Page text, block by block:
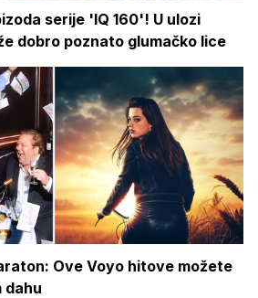
serije 'IQ 160'! U ulozi
dobro poznato glumačko lice
Ove Voyo hitove možete
dahu